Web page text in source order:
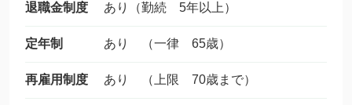
退職金制度 あり（勤続 5年以上）
定年制 あり （一律 65歳）
再雇用制度 あり （上限 70歳まで）